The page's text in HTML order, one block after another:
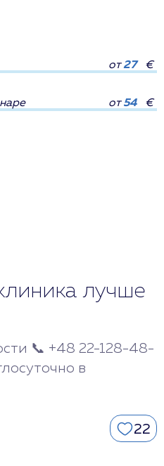
от27 €
от54 €
лучше
📞 +48 22-128-48-
в
22